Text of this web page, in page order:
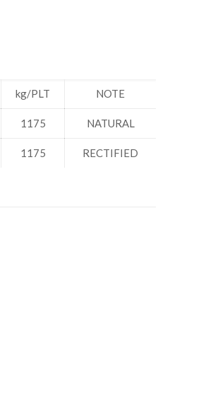
kg/PLT NOTE
1175 NATURAL
1175 RECTIFIED